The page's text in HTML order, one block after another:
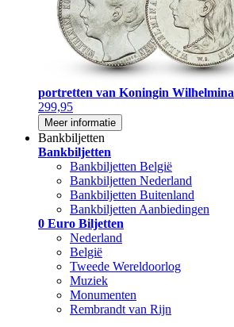
portretten van Koningin Wilhelmina
299,95
Meer informatie
Bankbiljetten
Bankbiljetten
Bankbiljetten België
Bankbiljetten Nederland
Bankbiljetten Buitenland
Bankbiljetten Aanbiedingen
0 Euro Biljetten
Nederland
België
Tweede Wereldoorlog
Muziek
Monumenten
Rembrandt van Rijn